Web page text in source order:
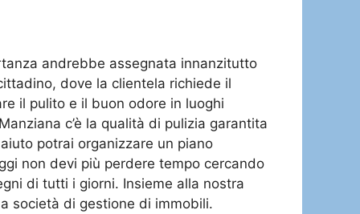
andrebbe assegnata innanzitutto
dove la clientela richiede il
il pulito e il buon odore in luoghi
c’è la qualità di pulizia garantita
potrai organizzare un piano
non devi più perdere tempo cercando
di tutti i giorni. Insieme alla nostra
società di gestione di immobili.